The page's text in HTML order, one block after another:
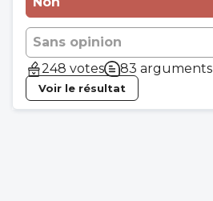
Sans opinion
248 votes
83 arguments
Voir le résultat